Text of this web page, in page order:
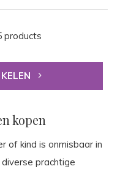
products
kopen
of kind is onmisbaar in
prachtige